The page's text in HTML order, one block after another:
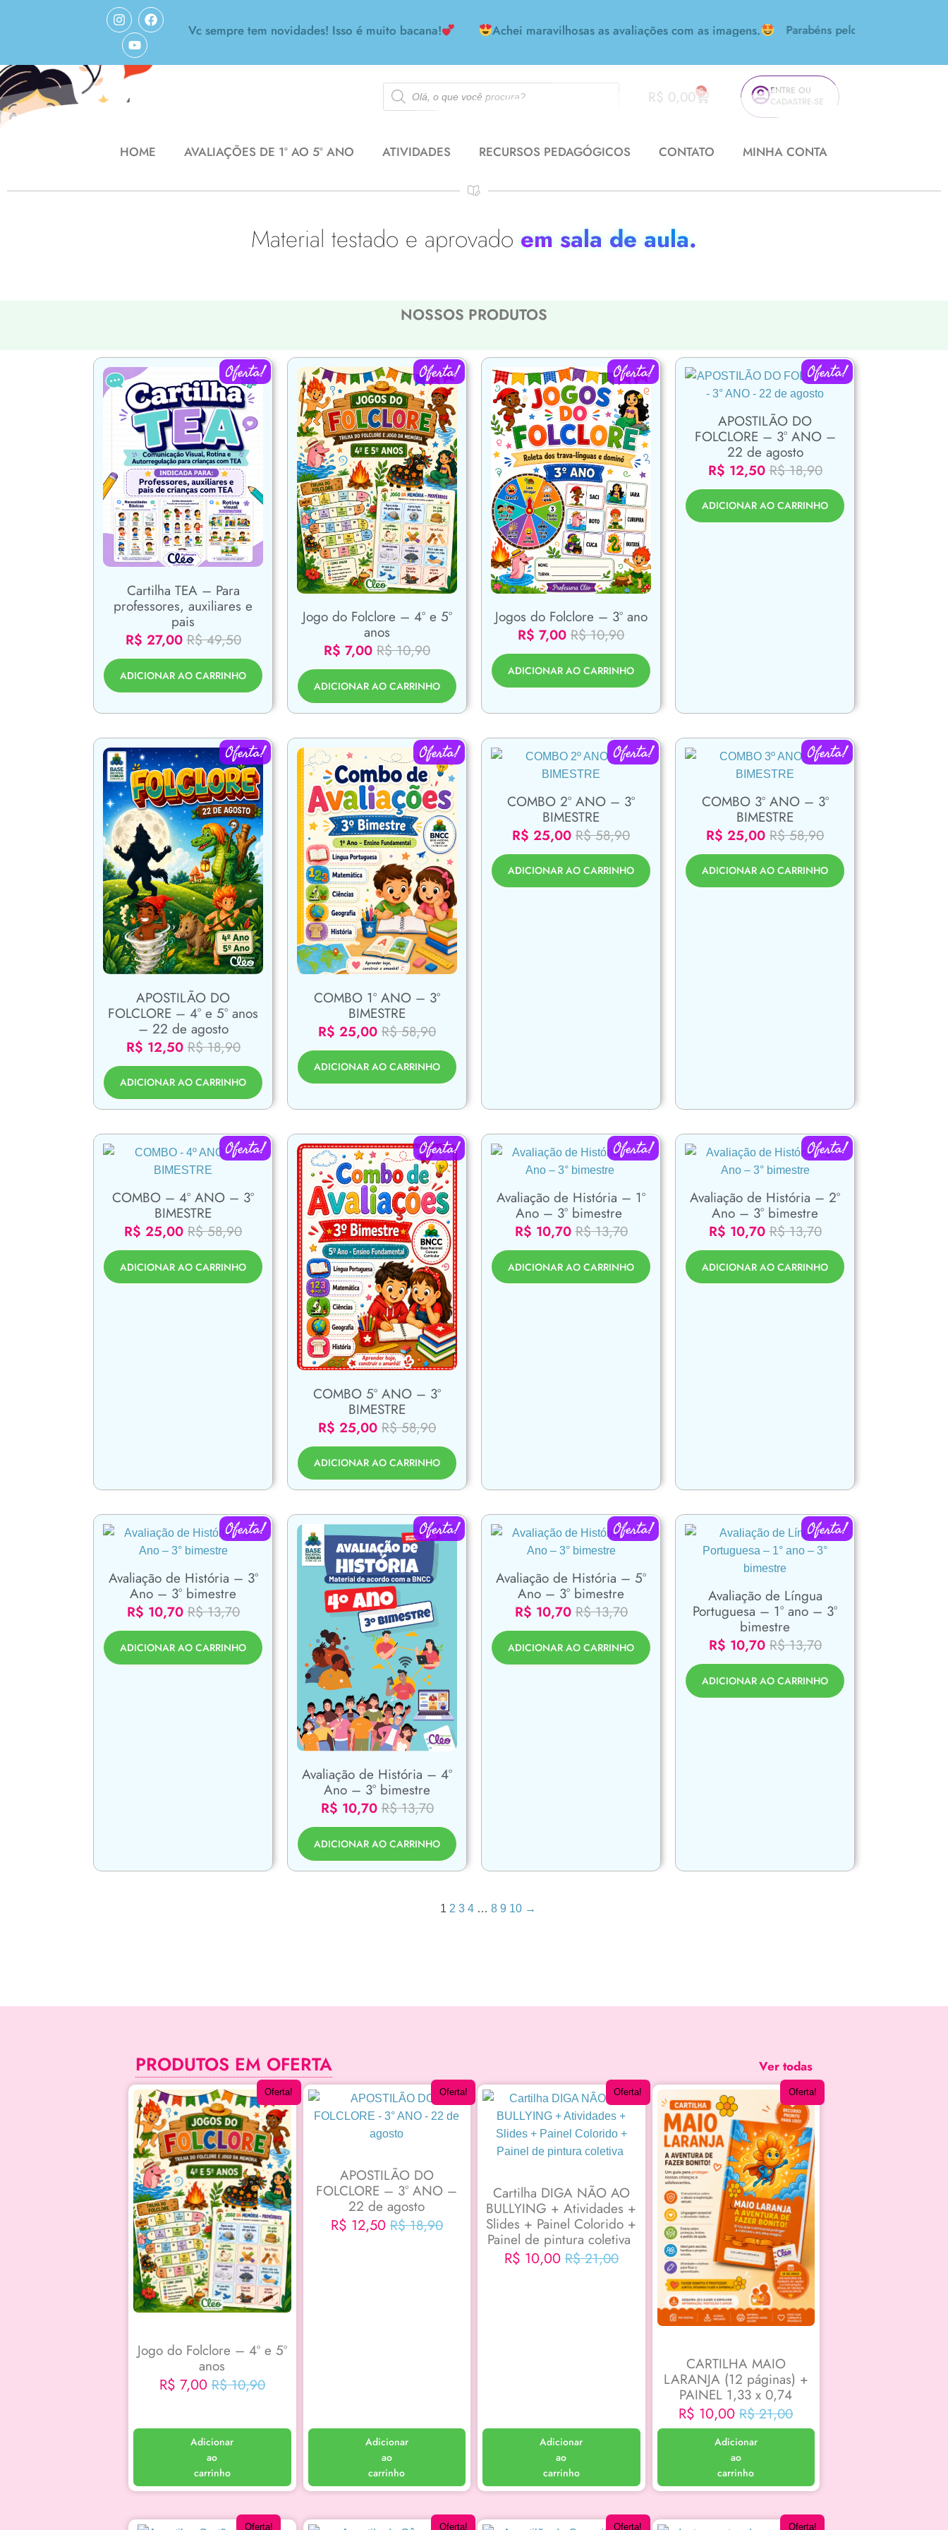
seu trabalho! Amei! Vc sempre tem novidades! Isso é muito bacana! Achei maravilhosas as avaliações com as imagens. Parabéns pelo seu trabalho! Amei!
R$ 0,00 0
ENTRE OU
CADASTRE-SE
HOME AVALIAÇÕES DE 1º AO 5º ANO ATIVIDADES RECURSOS PEDAGÓGICOS CONTATO MINHA CONTA
Material testado e aprovado em sala de aula.
NOSSOS PRODUTOS
Oferta!
Cartilha TEA – Para
professores, auxiliares e
pais
R$ 27,00 R$49,50
ADICIONAR AO CARRINHO
Oferta!
Jogo do Folclore – 4º e 5º
anos
R$ 7,00 R$10,90
ADICIONAR AO CARRINHO
Oferta!
Jogos do Folclore – 3º ano
R$ 7,00 R$10,90
ADICIONAR AO CARRINHO
Oferta!
APOSTILÃO DO
FOLCLORE – 3° ANO –
22 de agosto
R$ 12,50 R$18,90
ADICIONAR AO CARRINHO
Oferta!
APOSTILÃO DO
FOLCLORE – 4° e 5° anos
– 22 de agosto
R$ 12,50 R$18,90
ADICIONAR AO CARRINHO
Oferta!
COMBO 1º ANO – 3º
BIMESTRE
R$ 25,00 R$58,90
ADICIONAR AO CARRINHO
Oferta!
COMBO 2º ANO – 3º
BIMESTRE
R$ 25,00 R$58,90
ADICIONAR AO CARRINHO
Oferta!
COMBO 3º ANO – 3º
BIMESTRE
R$ 25,00 R$58,90
ADICIONAR AO CARRINHO
Oferta!
COMBO – 4º ANO – 3º
BIMESTRE
R$ 25,00 R$58,90
ADICIONAR AO CARRINHO
Oferta!
COMBO 5º ANO – 3º
BIMESTRE
R$ 25,00 R$58,90
ADICIONAR AO CARRINHO
Oferta!
Avaliação de História – 1º
Ano – 3° bimestre
R$ 10,70 R$13,70
ADICIONAR AO CARRINHO
Oferta!
Avaliação de História – 2º
Ano – 3° bimestre
R$ 10,70 R$13,70
ADICIONAR AO CARRINHO
Oferta!
Avaliação de História – 3º
Ano – 3° bimestre
R$ 10,70 R$13,70
ADICIONAR AO CARRINHO
Oferta!
Avaliação de História – 4º
Ano – 3° bimestre
R$ 10,70 R$13,70
ADICIONAR AO CARRINHO
Oferta!
Avaliação de História – 5º
Ano – 3° bimestre
R$ 10,70 R$13,70
ADICIONAR AO CARRINHO
Oferta!
Avaliação de Língua
Portuguesa – 1° ano – 3°
bimestre
R$ 10,70 R$13,70
ADICIONAR AO CARRINHO
1 2 3 4 … 8 9 10 →
PRODUTOS EM OFERTA Ver todas
Oferta!
Jogo do Folclore – 4º e 5º
anos
R$ 7,00 R$10,90
Adicionar
ao
carrinho
Oferta!
APOSTILÃO DO
FOLCLORE – 3° ANO –
22 de agosto
R$ 12,50 R$18,90
Adicionar
ao
carrinho
Oferta!
Cartilha DIGA NÃO AO
BULLYING + Atividades +
Slides + Painel Colorido +
Painel de pintura coletiva
R$ 10,00 R$21,00
Adicionar
ao
carrinho
Oferta!
CARTILHA MAIO
LARANJA (12 páginas) +
PAINEL 1,33 x 0,74
R$ 10,00 R$21,00
Adicionar
ao
carrinho
Oferta! Oferta! Oferta! Oferta!